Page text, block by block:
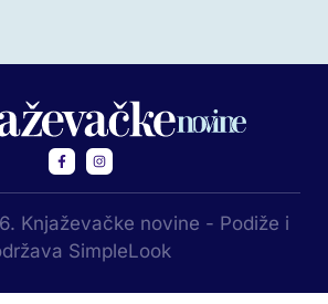
Knjaževačke novine - Podiže i
SimpleLook